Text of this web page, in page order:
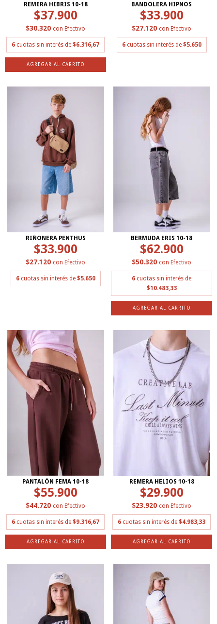
REMERA HIBRIS 10-18
$37.900
$30.320 con Efectivo
6 cuotas sin interés de $6.316,67
AGREGAR AL CARRITO
BANDOLERA HIPNOS
$33.900
$27.120 con Efectivo
6 cuotas sin interés de $5.650
RIÑONERA PENTHUS
$33.900
$27.120 con Efectivo
6 cuotas sin interés de $5.650
BERMUDA ERIS 10-18
$62.900
$50.320 con Efectivo
6 cuotas sin interés de
$10.483,33
AGREGAR AL CARRITO
PANTALÓN FEMA 10-18
$55.900
$44.720 con Efectivo
6 cuotas sin interés de $9.316,67
AGREGAR AL CARRITO
REMERA HELIOS 10-18
$29.900
$23.920 con Efectivo
6 cuotas sin interés de $4.983,33
AGREGAR AL CARRITO